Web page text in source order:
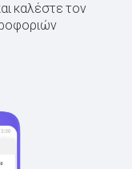
καλέστε τον